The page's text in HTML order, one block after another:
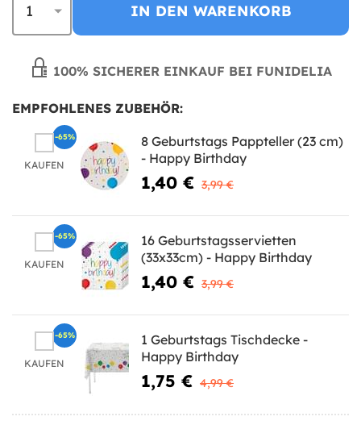
IN DEN WARENKORB
100% SICHERER EINKAUF BEI FUNIDELIA
EMPFOHLENES ZUBEHÖR:
KAUFEN
8 Geburtstags Pappteller (23 cm)
- Happy Birthday
1,40 € 3,99 €
-65%
KAUFEN
16 Geburtstagsservietten
(33x33cm) - Happy Birthday
1,40 € 3,99 €
-65%
KAUFEN
1 Geburtstags Tischdecke -
Happy Birthday
1,75 € 4,99 €
-65%